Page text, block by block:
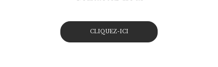
CLIQUEZ-ICI